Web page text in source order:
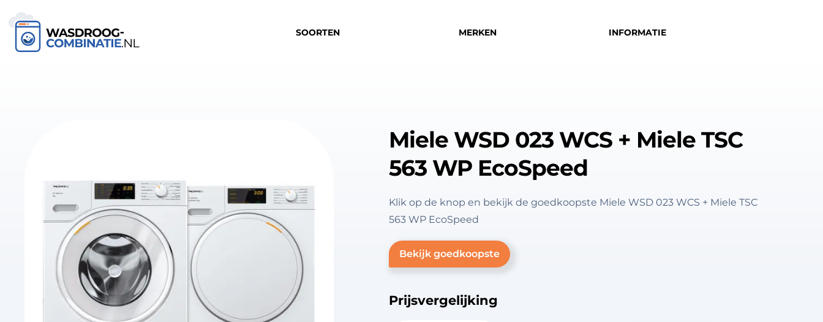
SOORTEN MERKEN INFORMATIE
Miele WSD 023 WCS + Miele TSC
563 WP EcoSpeed
Klik op de knop en bekijk de goedkoopste Miele WSD 023 WCS + Miele TSC
563 WP EcoSpeed
Bekijk goedkoopste
Prijsvergelijking